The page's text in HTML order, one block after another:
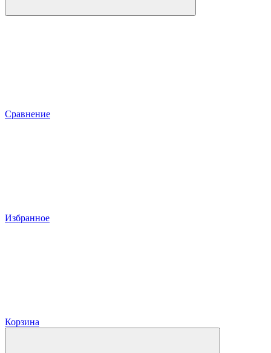
Сравнение
Избранное
Корзина